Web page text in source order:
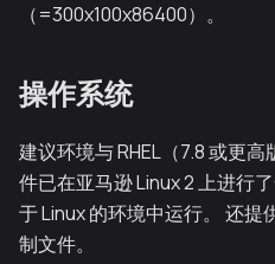
（=300x100x86400）。
操作系统
建议环境与 RHEL（7.8 或更
件已在亚马逊 Linux 2 上进行
于 Linux 的环境中运行。 还提
制文件。